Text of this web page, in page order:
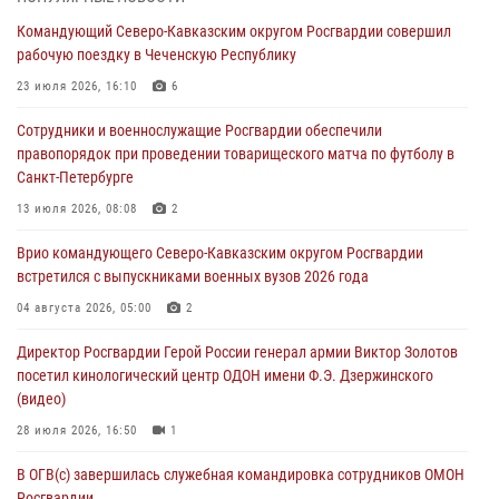
краеведения Луганской Народной Республики
09 августа 2026, 05:00
проходит в Сибири
09 августа 2026, 04:00 5
Росгвардейцы провели патриотическое занятие для детей на
08 августа 2026, 14:10 3
В ЛНР росгвардейцы провели тренировку по единоборствам для
08 августа 2026, 13:00
Командующий Северо-Кавказским округом Росгвардии совершил
рабочую поездку в Чеченскую Республику
23 июля 2026, 16:10 6
Сотрудники и военнослужащие Росгвардии обеспечили
правопорядок при проведении товарищеского матча по футболу в
Санкт-Петербурге
13 июля 2026, 08:08 2
Врио командующего Северо-Кавказским округом Росгвардии
встретился с выпускниками военных вузов 2026 года
04 августа 2026, 05:00 2
Директор Росгвардии Герой России генерал армии Виктор Золотов
посетил кинологический центр ОДОН имени Ф.Э. Дзержинского
(видео)
28 июля 2026, 16:50 1
В ОГВ(с) завершилась служебная командировка сотрудников ОМОН